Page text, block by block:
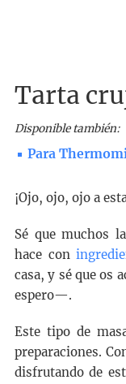
Tarta
Disponible también:
Para
¡Ojo, ojo, ojo a
Sé que muchos
hace con
casa, y sé que os
espero—.
Este tipo de
preparaciones.
disfrutando de